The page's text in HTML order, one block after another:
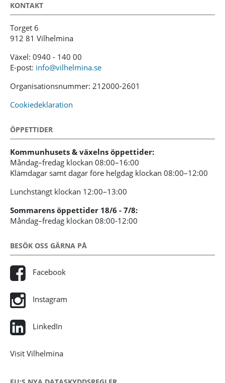
KONTAKT
Torget 6
912 81 Vilhelmina
Växel: 0940 - 140 00
E-post: info@vilhelmina.se
Organisationsnummer: 212000-2601
Cookiedeklaration
ÖPPETTIDER
Kommunhusets & växelns öppettider:
Måndag–fredag klockan 08:00–16:00
Klämdagar samt dagar före helgdag klockan 08:00–12:00
Lunchstängt klockan 12:00–13:00
Sommarens öppettider 18/6 - 7/8:
Måndag–fredag klockan 08:00-12:00
BESÖK OSS GÄRNA PÅ
Facebook
Instagram
LinkedIn
Visit Vilhelmina